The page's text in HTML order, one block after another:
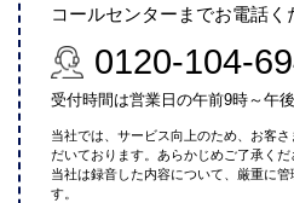
コールセンターまでお電話く
0120-104-
受付時間は営業日の午前9時～午
当社では、サービス向上のため、お客
だいております。あらかじめご了承くだ
当社は録音した内容について、厳重に
す。